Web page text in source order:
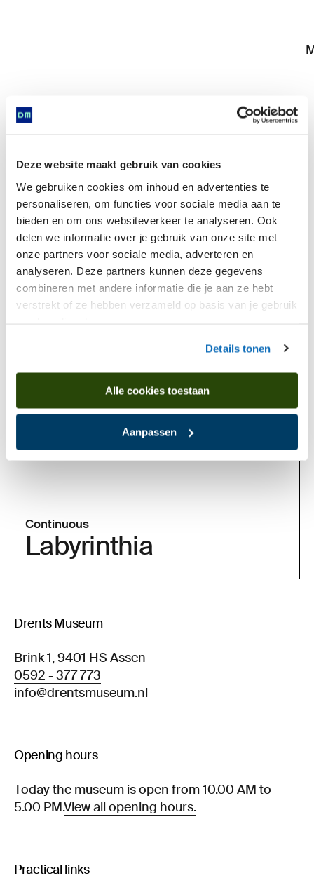
Deze website maakt gebruik van cookies
We gebruiken cookies om inhoud en advertenties te
personaliseren, om functies voor sociale media aan te
bieden en om ons websiteverkeer te analyseren. Ook
delen we informatie over je gebruik van onze site met
onze partners voor sociale media, adverteren en
analyseren. Deze partners kunnen deze gegevens
combineren met andere informatie die je aan ze hebt
verstrekt of ze hebben verzameld op basis van je gebruik
Details tonen
Alle cookies toestaan
Aanpassen
with garnet stone
Is found in
Continuous
Labyrinthia
Drents Museum
Brink 1, 9401 HS Assen
0592 - 377 773
info@drentsmuseum.nl
Opening hours
Today the museum is open from 10.00 AM to
5.00 PM.View all opening hours.
Practical links